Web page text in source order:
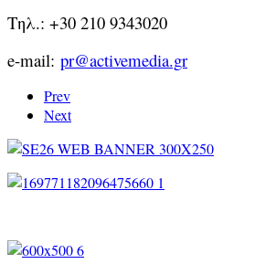
Τηλ.: +30 210 9343020
e-mail: pr@activemedia.gr
Prev
Next